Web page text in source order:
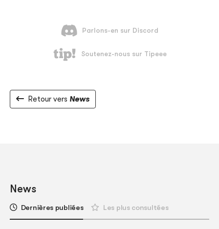
Retour vers News
News
Dernières publiées Les plus consultées